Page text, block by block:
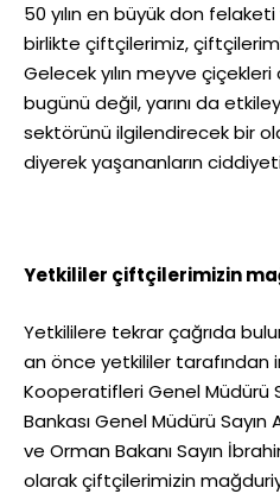
50 yılın en büyük don
birlikte çiftçilerimiz,
Gelecek yılın meyve
bugünü değil, yarını da
sektörünü ilgilendirecek bir
diyerek yaşananların
Yetkililer çiftçilerimizin
Yetkililere tekrar çağrıda
an önce yetkililer tarafından
Kooperatifleri Genel Müdürü
Bankası Genel Müdürü
ve Orman Bakanı Sayın
olarak çiftçilerimizin